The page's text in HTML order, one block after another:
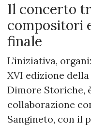
Il concerto
compositori
finale
L’iniziativa,
XVI edizione
Dimore Storiche,
collaborazione
Sangineto, con il